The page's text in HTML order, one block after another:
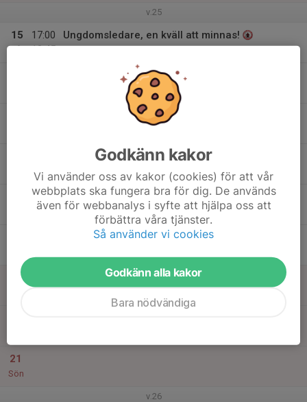
v.25
15
Mån
17:00
18:45
Ungdomsledare, en kväll att minnas!
ENKRONAN-MATCH NBIS-Smedby
Rosvalla Stadion
Välkommen på Enkronan matchen!
19
21
Sön
v.26
Godkänn kakor
Vi använder oss av kakor (cookies) för att vår
webbplats ska fungera bra för dig. De används
även för webbanalys i syfte att hjälpa oss att
förbättra våra tjänster.
Så använder vi cookies
Godkänn alla kakor
Bara nödvändiga